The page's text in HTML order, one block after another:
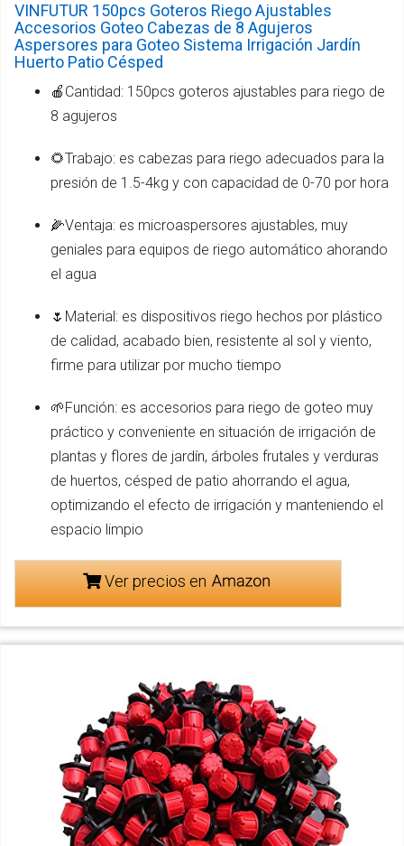
VINFUTUR 150pcs Goteros Riego Ajustables
Accesorios Goteo Cabezas de 8 Agujeros
Aspersores para Goteo Sistema Irrigación Jardín
Huerto Patio Césped
🍎Cantidad: 150pcs goteros ajustables para riego de
8 agujeros
🌻Trabajo: es cabezas para riego adecuados para la
presión de 1.5-4kg y con capacidad de 0-70 por hora
🌽Ventaja: es microaspersores ajustables, muy
geniales para equipos de riego automático ahorando
el agua
🌷Material: es dispositivos riego hechos por plástico
de calidad, acabado bien, resistente al sol y viento,
firme para utilizar por mucho tiempo
🌱Función: es accesorios para riego de goteo muy
práctico y conveniente en situación de irrigación de
plantas y flores de jardín, árboles frutales y verduras
de huertos, césped de patio ahorrando el agua,
optimizando el efecto de irrigación y manteniendo el
espacio limpio
Ver precios en